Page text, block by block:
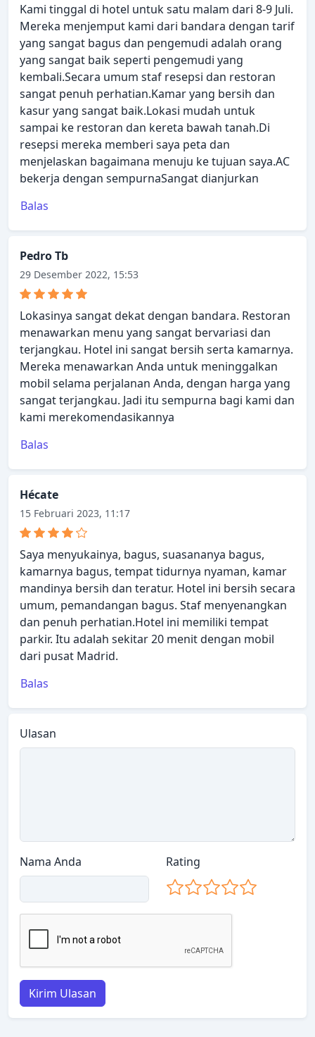
Kami tinggal di hotel untuk satu malam dari 8-9 Juli.
Mereka menjemput kami dari bandara dengan tarif
yang sangat bagus dan pengemudi adalah orang
yang sangat baik seperti pengemudi yang
kembali.Secara umum staf resepsi dan restoran
sangat penuh perhatian.Kamar yang bersih dan
kasur yang sangat baik.Lokasi mudah untuk
sampai ke restoran dan kereta bawah tanah.Di
resepsi mereka memberi saya peta dan
menjelaskan bagaimana menuju ke tujuan saya.AC
bekerja dengan sempurnaSangat dianjurkan
Balas
Pedro Tb
29 Desember 2022, 15:53
Lokasinya sangat dekat dengan bandara. Restoran
menawarkan menu yang sangat bervariasi dan
terjangkau. Hotel ini sangat bersih serta kamarnya.
Mereka menawarkan Anda untuk meninggalkan
mobil selama perjalanan Anda, dengan harga yang
sangat terjangkau. Jadi itu sempurna bagi kami dan
kami merekomendasikannya
Balas
Hécate
15 Februari 2023, 11:17
Saya menyukainya, bagus, suasananya bagus,
kamarnya bagus, tempat tidurnya nyaman, kamar
mandinya bersih dan teratur. Hotel ini bersih secara
umum, pemandangan bagus. Staf menyenangkan
dan penuh perhatian.Hotel ini memiliki tempat
parkir. Itu adalah sekitar 20 menit dengan mobil
dari pusat Madrid.
Balas
Ulasan
Nama Anda Rating
Kirim Ulasan